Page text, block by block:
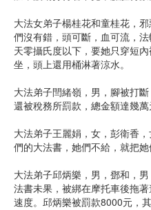
大法女弟子楊桂花和童桂花，
們沒有錯，頭可斷，血可流，
天零攝氏度以下，要她只穿短
坐，頭上還用桶淋著涼水。
大法弟子閆緒嶺，男，腳被打
還被稅務所罰款，總金額達幾萬
大法弟子王麗娟，女，彭衛香
們的大法書，她們不給，就把她
大法弟子邱炳樂，男，鄧和，
法書未果，被綁在摩托車後拖
速度。邱炳樂被罰款8000元，